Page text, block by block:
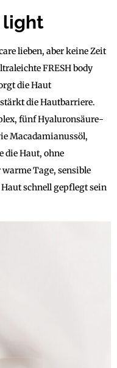
light
lieben, aber keine Zeit
FRESH body
die Haut
die Hautbarriere.
fünf Hyaluronsäure-
Macadamianussöl,
die Haut, ohne
Tage, sensible
schnell gepflegt sein